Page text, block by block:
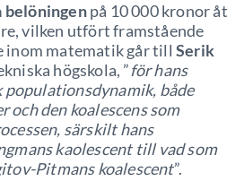
belöningenpå 10 000 kronor åt
vilken utfört framstående
inom matematik går till Serik
högskola, ”för hans
både
och den koalescens som
särskilt hans
kaolescent till vad som
Pitmans koalescent”.